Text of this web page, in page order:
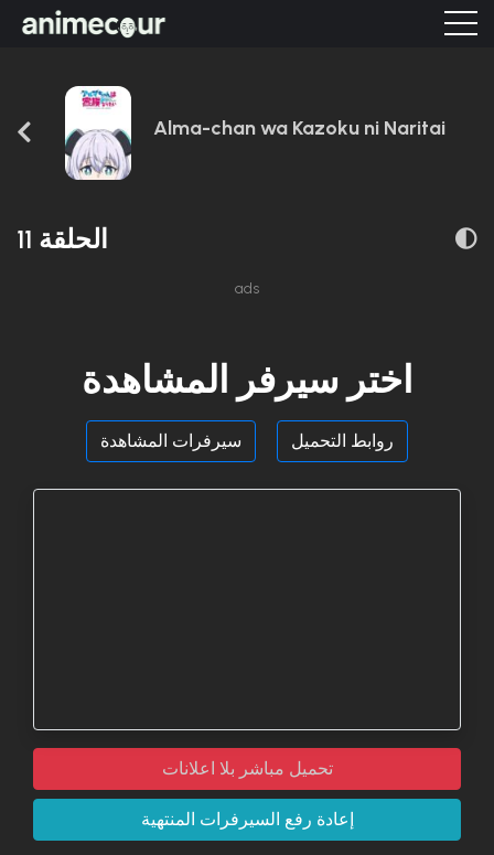
Alma-chan wa Kazoku ni Naritai
الحلقة 11
ads
اختر سيرفر المشاهدة
سيرفرات المشاهدة روابط التحميل
تحميل مباشر بلا اعلانات
إعادة رفع السيرفرات المنتهية